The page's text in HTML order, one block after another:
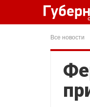
Все новости